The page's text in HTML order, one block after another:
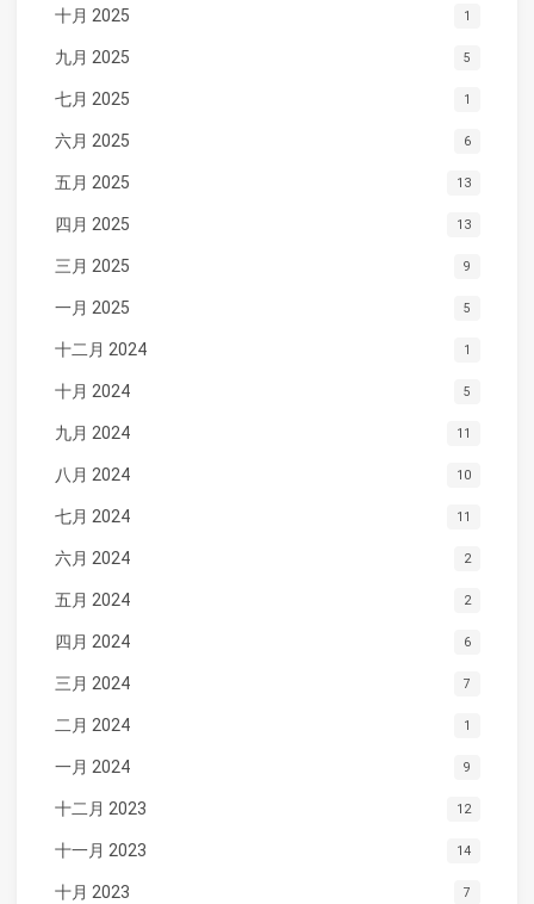
十月 2025 1
九月 2025 5
七月 2025 1
六月 2025 6
五月 2025 13
四月 2025 13
三月 2025 9
一月 2025 5
十二月 2024 1
十月 2024 5
九月 2024 11
八月 2024 10
七月 2024 11
六月 2024 2
五月 2024 2
四月 2024 6
三月 2024 7
二月 2024 1
一月 2024 9
十二月 2023 12
十一月 2023 14
十月 2023 7